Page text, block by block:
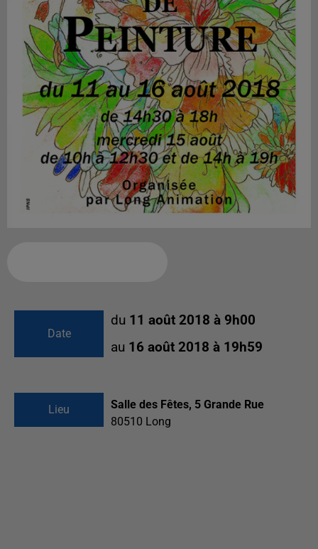
Date
du 11 août 2018 à 9h00
au 16 août 2018 à 19h59
Lieu
Salle des Fêtes, 5 Grande Rue
80510 Long